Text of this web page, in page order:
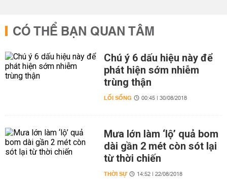
CÓ THỂ BẠN QUAN TÂM
Chú ý 6 dấu hiệu này để
phát hiện sớm nhiễm
trùng thận
LỐI SỐNG 00:45 | 30/08/2018
Mưa lớn làm ‘lộ’ quả bom
dài gần 2 mét còn sót lại
từ thời chiến
THỜI SỰ 14:52 | 22/08/2018